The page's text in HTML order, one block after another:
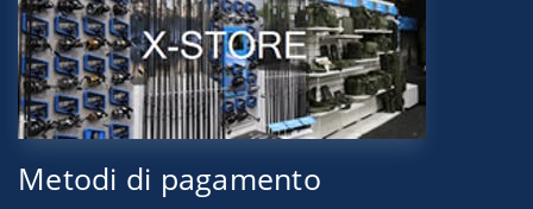
Metodi di pagamento